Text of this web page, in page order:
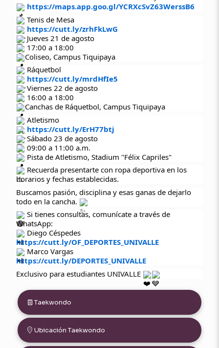
https://maps.app.goo.gl/YCRXcSvZ63WerssB6
Tenis de Mesa
https://cutt.ly/zrhFkLwG
Jueves 21 de agosto
17:00 a 18:00
Coliseo, Campus Tiquipaya
Ráquetbol
https://cutt.ly/mrdHfIe5
Viernes 22 de agosto
16:00 a 18:00
Canchas de Ráquetbol, Campus Tiquipaya
Atletismo
https://cutt.ly/ErH77btj
Sábado 23 de agosto
09:00 a 11:00 a.m.
Pista de Atletismo, Stadium "Félix Capriles"
Recuerda presentarte con ropa deportiva en los
horarios y fechas establecidas.
Buscamos pasión, disciplina y esas ganas de dejarlo
todo en la cancha.
Si tienes consultas, comunícate a través de
WhatsApp:
Diego Céspedes
https://cutt.ly/OF_DEPORTES_UNIVALLE
Marco Vargas
https://cutt.ly/DEPORTES_UNIVALLE
Exclusivo para estudiantes UNIVALLE
Taekwondo
Ubicación Taekwondo